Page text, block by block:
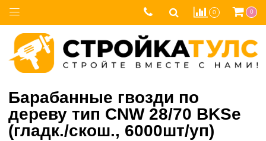
0 0
Барабанные гвозди по
дереву тип CNW 28/70 BKSe
(гладк./скош., 6000шт/уп)